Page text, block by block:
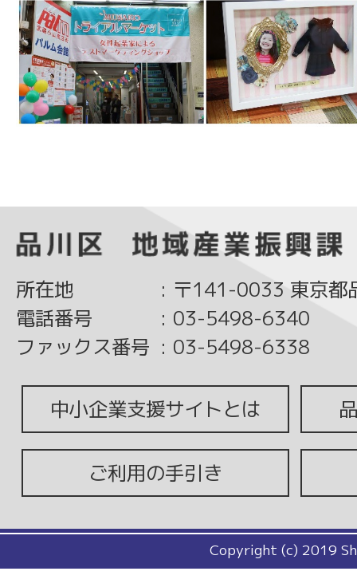
所在地 : 〒141-0033 東京都
電話番号
: 03-5498-6340
ファックス番号 : 03-5498-6338
中小企業支援サイトとは
ご利用の手引き
Copyright (c) 2019